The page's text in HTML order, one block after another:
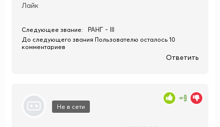
Лайк
Следующее звание: РАНГ - III
До следующего звания Пользователю осталось 10
комментариев
Ответить
Не в сети
+9